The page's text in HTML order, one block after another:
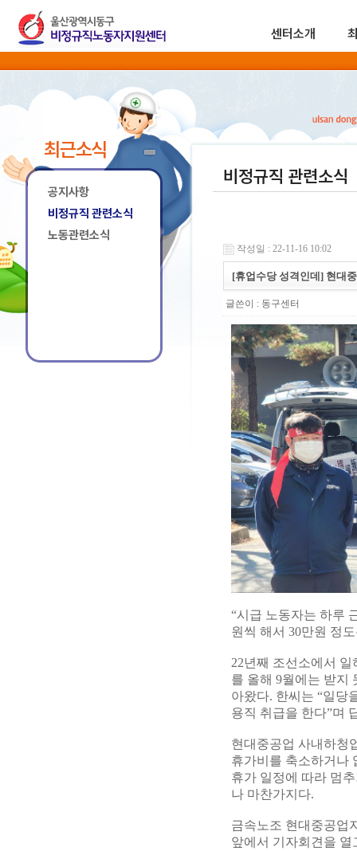
센터소개
최근소식
공지사항
비정규직 관련소식
노동관련소식
비정규직 관련소식
작성일 : 22-11-16 10:02
[휴업수당 성격인데] 현대
글쓴이 : 동구센터
“시급 노동자는 하루
원씩 해서 30만원 정
22년째 조선소에서
를 올해 9월에는 받지
아왔다. 한씨는 “일당
용직 취급을 한다”며
현대중공업 사내하청
휴가비를 축소하거나
휴가 일정에 따라 멈
나 마찬가지다.
금속노조 현대중공업
앞에서 기자회견을 열